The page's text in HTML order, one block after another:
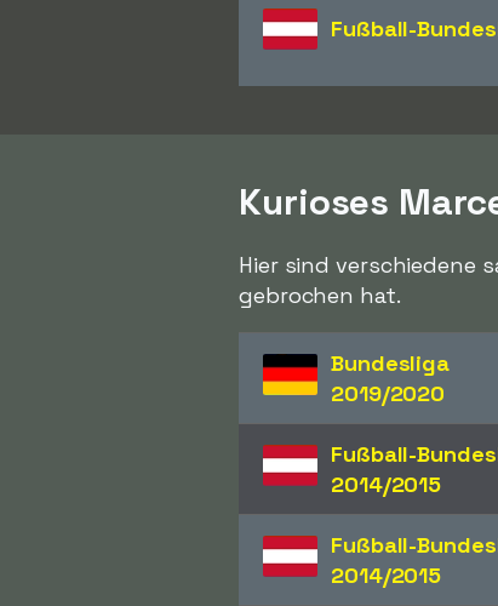
Fußball-
Kurioses
Hier sind verschiedene
gebrochen hat.
Bundesliga
2019/2020
Fußball-
2014/2015
Fußball-
2014/2015